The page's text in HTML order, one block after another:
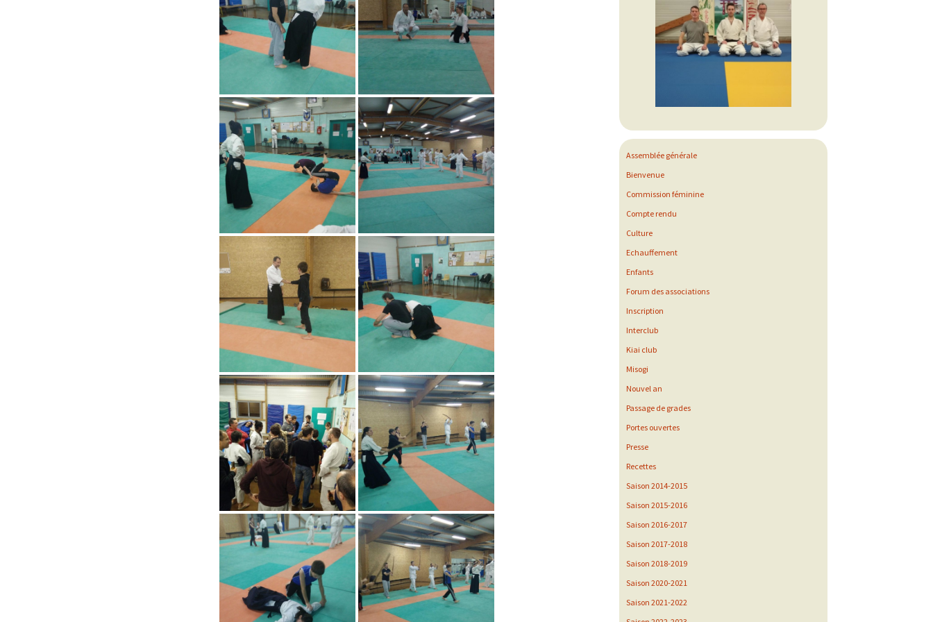
En dehors du tatami Culture
Recettes
Assemblée générale
Bienvenue
Commission féminine
Compte rendu
Culture
Echauffement
Enfants
Forum des associations
Inscription
Interclub
Kiai club
Misogi
Nouvel an
Passage de grades
Portes ouvertes
Presse
Recettes
Saison 2014-2015
Saison 2015-2016
Saison 2016-2017
Saison 2017-2018
Saison 2018-2019
Saison 2020-2021
Saison 2021-2022